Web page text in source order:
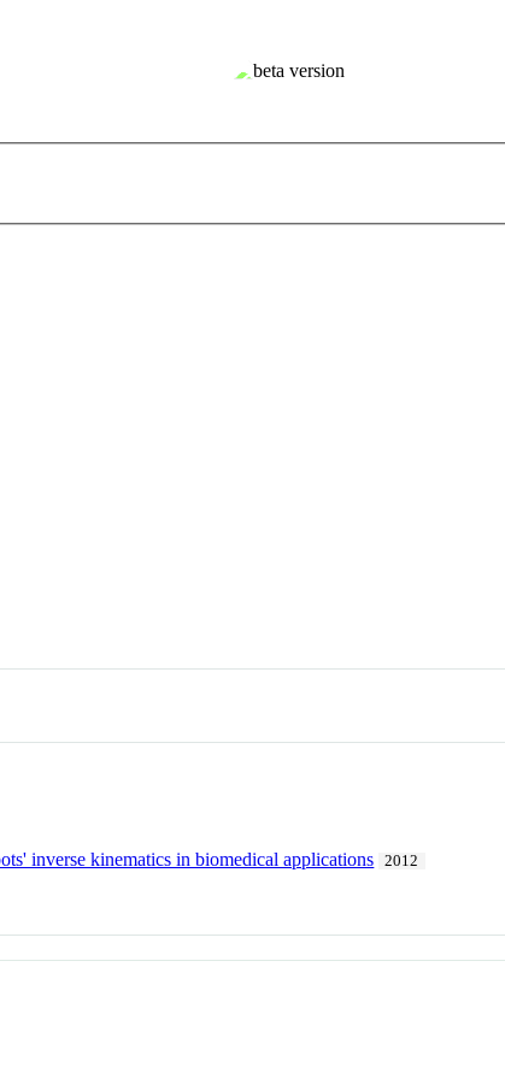
inverse kinematics in biomedical applications 2012